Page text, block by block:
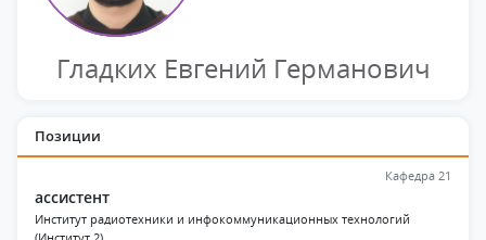
Гладких Евгений Германович
Позиции
Кафедра 21
ассистент
Институт радиотехники и инфокоммуникационных технологий